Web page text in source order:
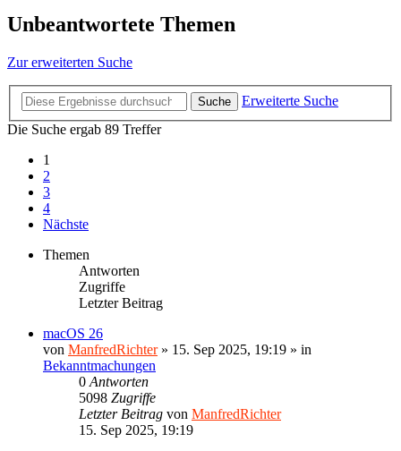
Unbeantwortete Themen
Zur erweiterten Suche
Suche
Erweiterte Suche
Die Suche ergab 89 Treffer
1
2
3
4
Nächste
Themen
Antworten
Zugriffe
Letzter Beitrag
macOS 26
von ManfredRichter» 15. Sep 2025, 19:19 » in
Bekanntmachungen
0 Antworten
5098 Zugriffe
Letzter Beitrag von ManfredRichter
15. Sep 2025, 19:19